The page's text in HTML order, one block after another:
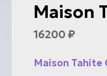
Maison
16200 ₽
Maison Tahite